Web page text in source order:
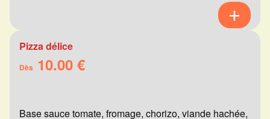
Pizza délice
Dès 10.00 €
Base sauce tomate, fromage, chorizo, viande hachée,